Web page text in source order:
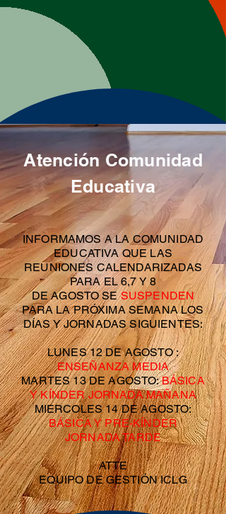
Atención Comunidad
Educativa
INFORMAMOS A LA COMUNIDAD
EDUCATIVA QUE LAS
REUNIONES CALENDARIZADAS
PARA EL 6,7 Y 8
DE AGOSTO SESUSPENDEN
PARA LA PRÓXIMA SEMANA LOS
DÍAS Y JORNADAS SIGUIENTES:
LUNES 12 DE AGOSTO :
ENSEÑANZA MEDIA
MARTES 13 DE AGOSTO:BÁSICA
Y KÍNDER JORNADA MAÑANA
MIERCOLES 14 DE AGOSTO:
BÁSICA Y PRE-KÍNDER
JORNADA TARDE
ATTE
EQUIPO DE GESTIÓN ICLG